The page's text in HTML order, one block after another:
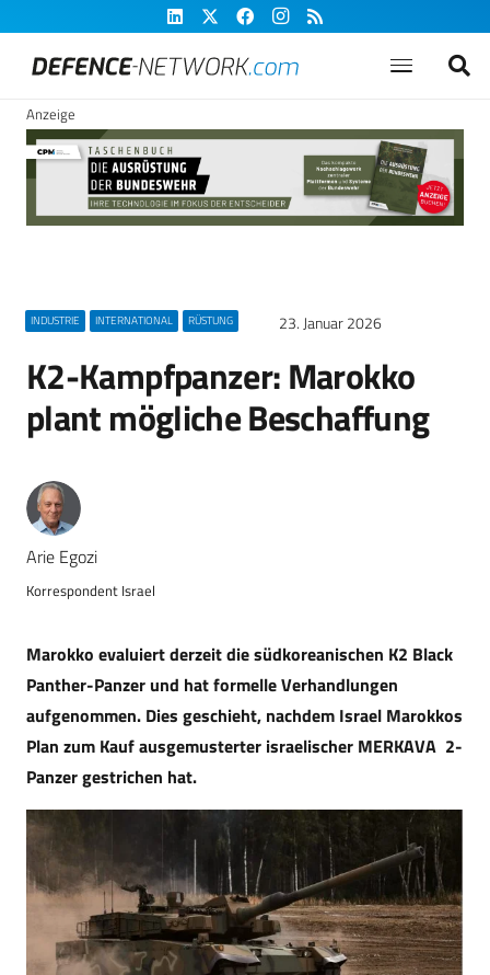
Anzeige
INDUSTRIE INTERNATIONAL RÜSTUNG 23. Januar 2026
K2-Kampfpanzer: Marokko
plant mögliche Beschaffung
Arie Egozi
Korrespondent Israel
Marokko evaluiert derzeit die südkoreanischen K2 Black
Panther-Panzer und hat formelle Verhandlungen
aufgenommen. Dies geschieht, nachdem Israel Marokkos
Plan zum Kauf ausgemusterter israelischer MERKAVA 2-
Panzer gestrichen hat.